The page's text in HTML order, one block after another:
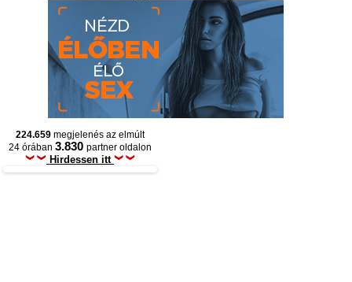
224.659 megjelenés az elmúlt
24 órában 3.830 partner oldalon
Hirdessen itt